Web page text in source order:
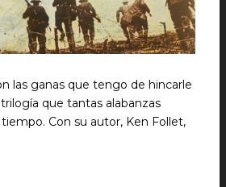
las ganas que tengo de hincarle
que tantas alabanzas
Con su autor, Ken Follet,